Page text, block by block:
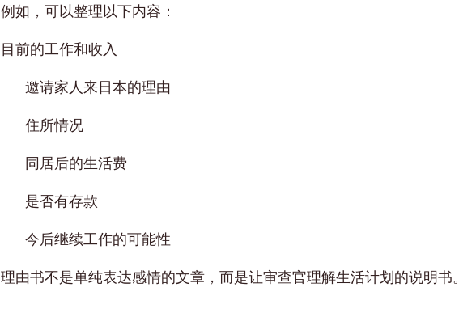
例如，可以整理以下内容：
目前的工作和收入
邀请家人来日本的理由
住所情况
同居后的生活费
是否有存款
今后继续工作的可能性
理由书不是单纯表达感情的文章，而是让审查官理解生活计划的说明书。